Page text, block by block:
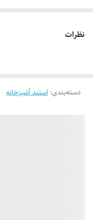
سفارش به‌منزله‌ی پذیرش این
نظرات
دسته‌بندی: استند آشپزخانه